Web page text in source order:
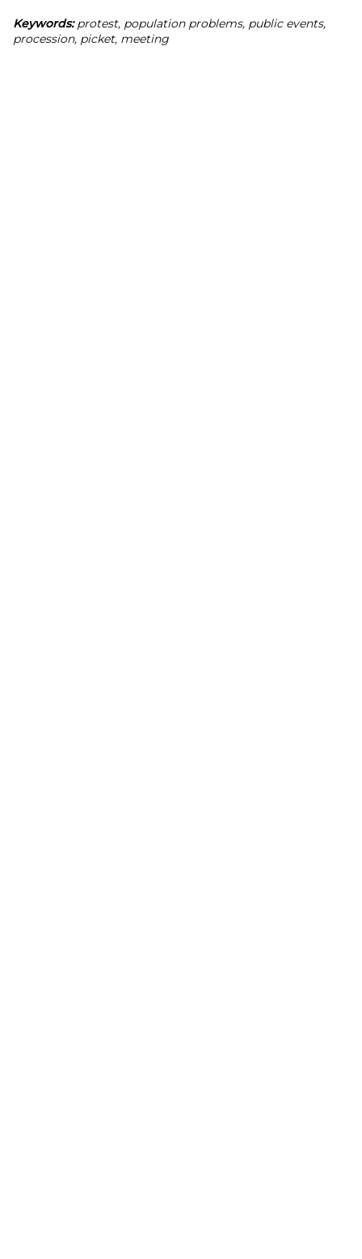
Keywords:protest, population problems, public events,
procession, picket, meeting